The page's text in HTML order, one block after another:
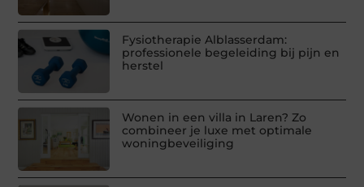
Fysiotherapie Alblasserdam:
professionele begeleiding bij pijn en
herstel
Wonen in een villa in Laren? Zo
combineer je luxe met optimale
woningbeveiliging